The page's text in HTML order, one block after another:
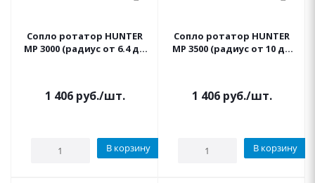
Сопло ротатор HUNTER
МР 3000 (радиус от 6.4 до
1 406руб./шт.
В корзину
Сопло ротатор HUNTER
МР 3500 (радиус от 10 до
1 406руб./шт.
В корзину